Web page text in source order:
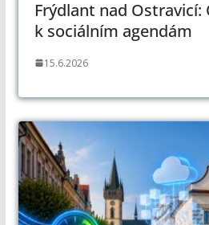
Frýdlant nad Ostravicí:
k sociálním agendám
15.6.2026